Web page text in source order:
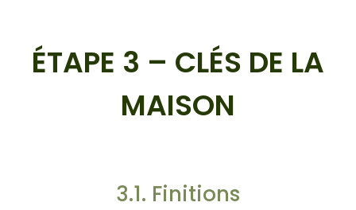
ÉTAPE 3 – CLÉS DE LA
MAISON
3.1. Finitions